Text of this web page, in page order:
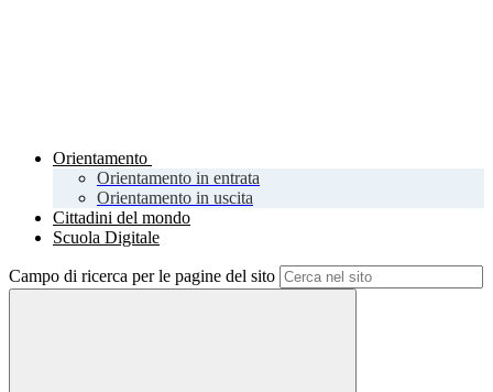
Orientamento
Orientamento in entrata
Orientamento in uscita
Cittadini del mondo
Scuola Digitale
Campo di ricerca per le pagine del sito